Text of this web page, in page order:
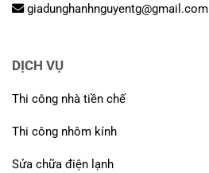
giadunghanhnguyentg@gmail.com
DỊCH VỤ
Thi công nhà tiền chế
Thi công nhôm kính
Sửa chữa điện lạnh